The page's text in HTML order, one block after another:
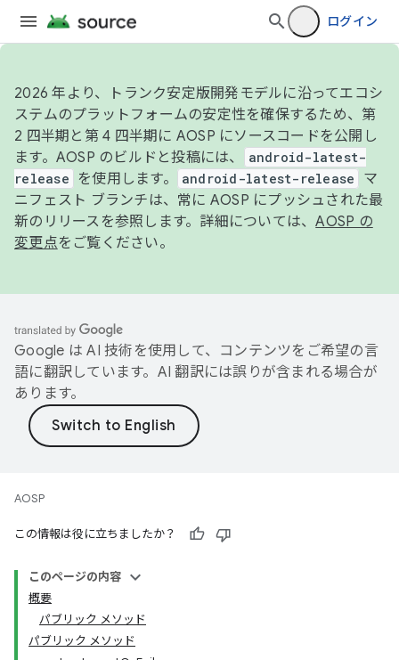
ログイン
2026 年より、トランク安定版開発モデルに沿ってエコシ
ステムのプラットフォームの安定性を確保するため、第
2 四半期と第 4 四半期に AOSP にソースコードを公開し
ます。AOSP のビルドと投稿には、
android-latest-
release
を使用します。 android-latest-release
マ
ニフェスト ブランチは、常に AOSP にプッシュされた最
新のリリースを参照します。詳細については、AOSP の
変更点をご覧ください。
Google は AI 技術を使用して、コンテンツをご希望の言
語に翻訳しています。AI 翻訳には誤りが含まれる場合が
あります。
AOSP
この情報は役に立ちましたか？
このページの内容
概要
パブリック メソッド
パブリック メソッド